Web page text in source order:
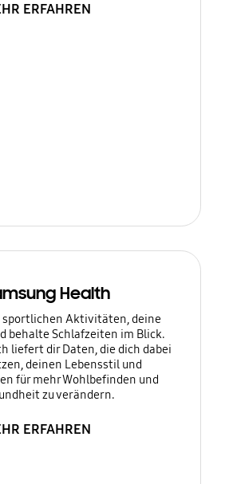
ERFAHREN
Health
sportlichen Aktivitäten, deine
behalte Schlafzeiten im Blick.
liefert dir Daten, die dich dabei
deinen Lebensstil und
für mehr Wohlbefinden und
zu verändern.
ERFAHREN